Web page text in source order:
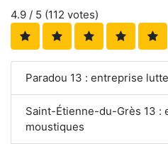
4.9 / 5 (112 votes)
Paradou 13 : entreprise
Saint-Étienne-du-Grès 13 :
moustiques